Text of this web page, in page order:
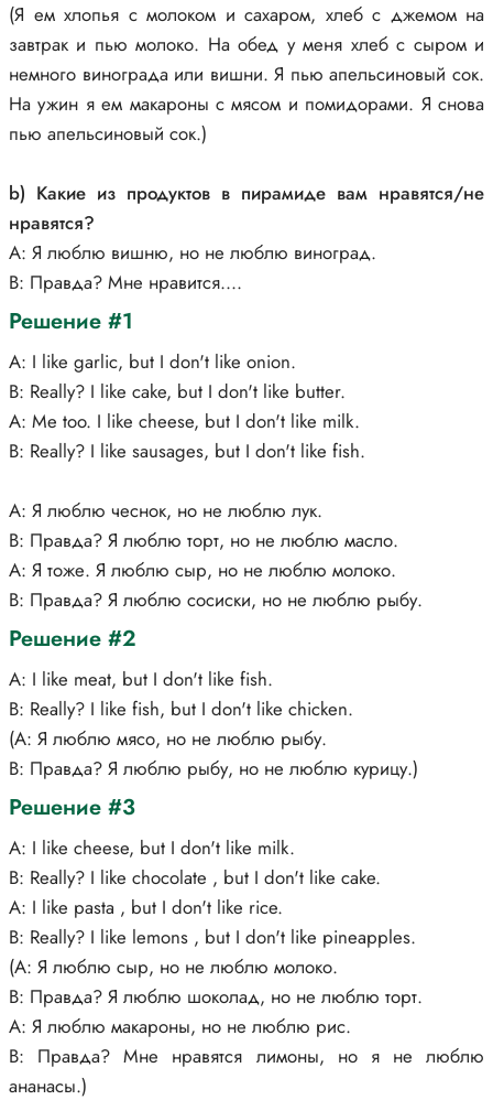
(Я ем хлопья с молоком и сахаром, хлеб с джемом на
завтрак и пью молоко. На обед у меня хлеб с сыром и
немного винограда или вишни. Я пью апельсиновый сок.
На ужин я ем макароны с мясом и помидорами. Я снова
пью апельсиновый сок.)
b) Какие из продуктов в пирамиде вам нравятся/не
нравятся?
А: Я люблю вишню, но не люблю виноград.
В: Правда? Мне нравится....
Решение #1
А: I like garlic, but I don't like onion.
В: Really? I like cake, but I don't like butter.
А: Me too. I like cheese, but I don't like milk.
В: Really? I like sausages, but I don't like fish.
А: Я люблю чеснок, но не люблю лук.
В: Правда? Я люблю торт, но не люблю масло.
А: Я тоже. Я люблю сыр, но не люблю молоко.
В: Правда? Я люблю сосиски, но не люблю рыбу.
Решение #2
A: I like meat, but I don't like fish.
B: Really? I like fish, but I don't like chicken.
(А: Я люблю мясо, но не люблю рыбу.
В: Правда? Я люблю рыбу, но не люблю курицу.)
Решение #3
A: I like cheese, but I don't like milk.
B: Really? I like chocolate , but I don't like cake.
A: I like pasta , but I don't like rice.
B: Really? I like lemons , but I don't like pineapples.
(А: Я люблю сыр, но не люблю молоко.
В: Правда? Я люблю шоколад, но не люблю торт.
А: Я люблю макароны, но не люблю рис.
В: Правда? Мне нравятся лимоны, но я не люблю
ананасы.)